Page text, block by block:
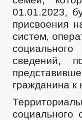
01.01.2023,
присвоения
систем,
сведений,
гражданина к
социального